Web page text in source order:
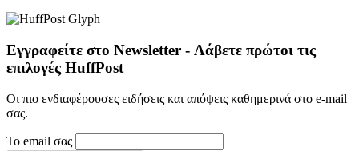
Εγγραφείτε στο Newsletter - Λάβετε πρώτοι τις
επιλογές HuffPost
Οι πιο ενδιαφέρουσες ειδήσεις και απόψεις καθημερινά στο e-mail
σας.
Το email σας